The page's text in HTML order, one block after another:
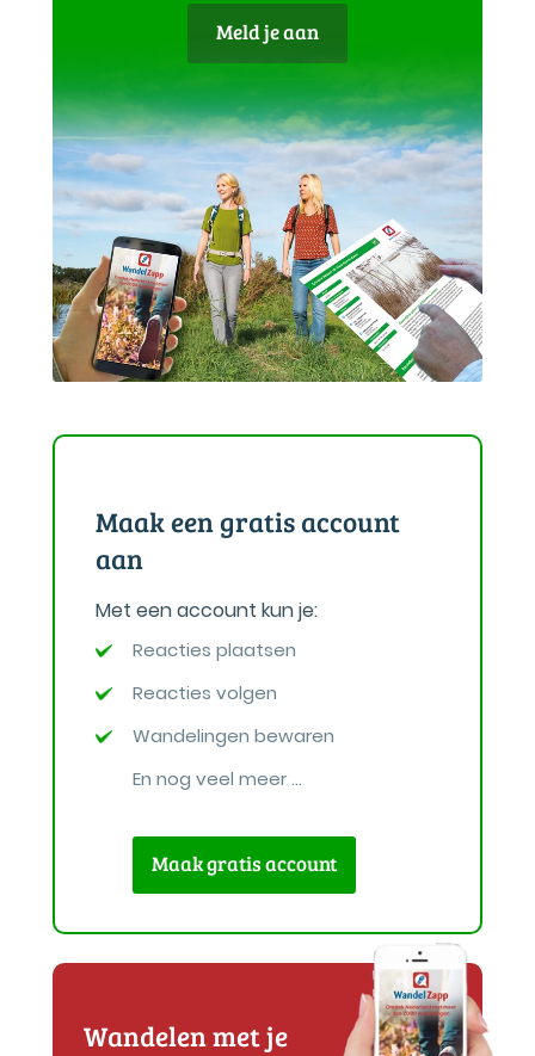
Meld je aan
Maak een gratis account
aan
Met een account kun je:
Reacties plaatsen
Reacties volgen
Wandelingen bewaren
En nog veel meer ...
Maak gratis account
Wandelen met je